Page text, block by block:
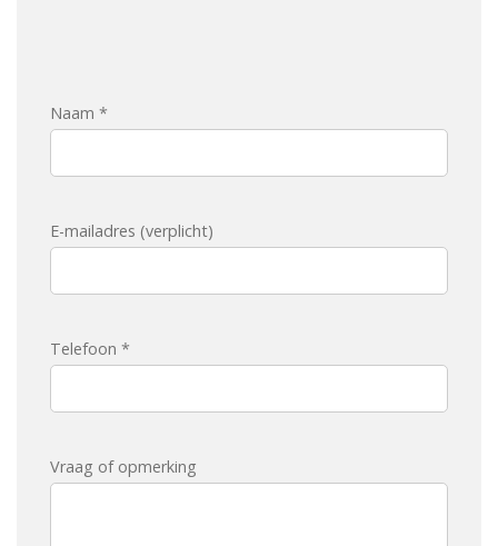
Naam *
E-mailadres (verplicht)
Telefoon *
Vraag of opmerking